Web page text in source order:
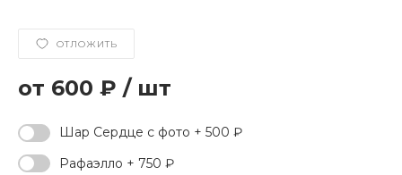
ОТЛОЖИТЬ
600 ₽ / шт
Шар Сердце с фото + 500 ₽
Рафаэлло + 750 ₽